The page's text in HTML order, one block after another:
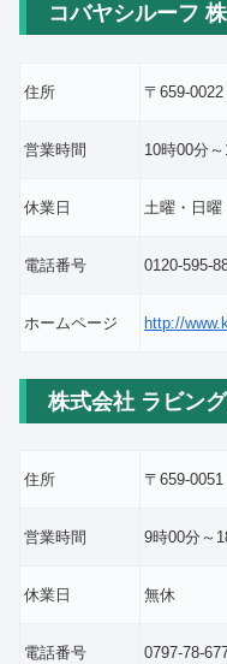
コバヤシルーフ
住所 〒659-
営業時間 10時00分
休業日 土曜・日曜
電話番号 0120-595-
ホームページ http://
株式会社 ラビン
住所 〒659-
営業時間 9時00分～
休業日 無休
電話番号 0797-78-